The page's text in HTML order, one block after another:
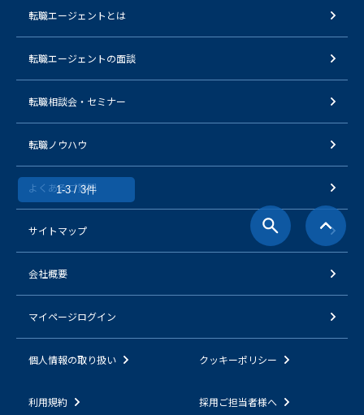
1-3 / 3件
転職エージェントとは
転職エージェントの面談
転職相談会・セミナー
転職ノウハウ
よくあるご質問
サイトマップ
会社概要
マイページログイン
個人情報の取り扱い クッキーポリシー
利用規約 採用ご担当者様へ